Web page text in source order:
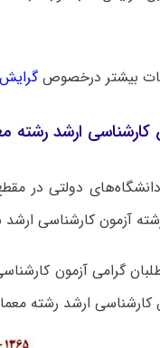
بیشتر درخصوص
ارشد رشته
دولتی در
آزمون کارشناسی
گرامی آزمون
ارشد رشته